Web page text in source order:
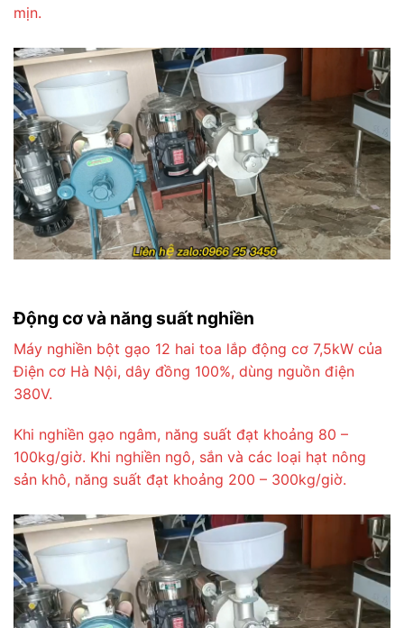
mịn.
Động cơ và năng suất nghiền
Máy nghiền bột gạo 12 hai toa lắp động cơ 7,5kW của
Điện cơ Hà Nội, dây đồng 100%, dùng nguồn điện
380V.
Khi nghiền gạo ngâm, năng suất đạt khoảng 80 –
100kg/giờ. Khi nghiền ngô, sắn và các loại hạt nông
sản khô, năng suất đạt khoảng 200 – 300kg/giờ.